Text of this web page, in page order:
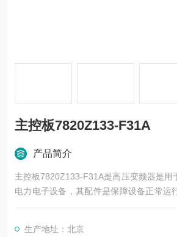
主控板7820Z133-F31A
产品简介
主控板7820Z133-F31A是高压变频器是用
电力电子设备，其配件是保障设备正常运
护维修的重要组成部分。这些配件种类繁
生产地址：北京